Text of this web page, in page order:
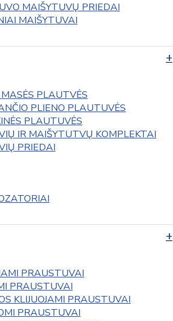
MAIŠYTUVŲ PRIEDAI
MAIŠYTUVAI
PLAUTVĖS
PLIENO PLAUTUVĖS
PLAUTUVĖS
IR MAIŠYTUTVŲ KOMPLEKTAI
PRIEDAI
PRAUSTUVAI
PRAUSTUVAI
KLIJUOJAMI PRAUSTUVAI
PRAUSTUVAI